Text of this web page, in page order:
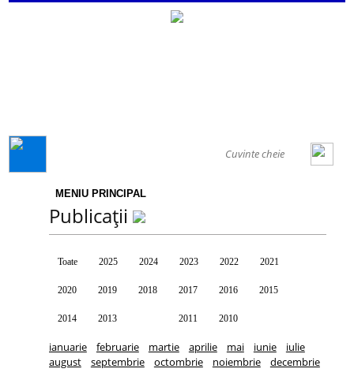
MENIU PRINCIPAL
Publicații
Toate 2025 2024 2023 2022 2021
2020 2019 2018 2017 2016 2015
2014 2013 2011 2010
ianuarie februarie martie aprilie mai iunie
iulie
august
septembrie octombrie noiembrie decembrie